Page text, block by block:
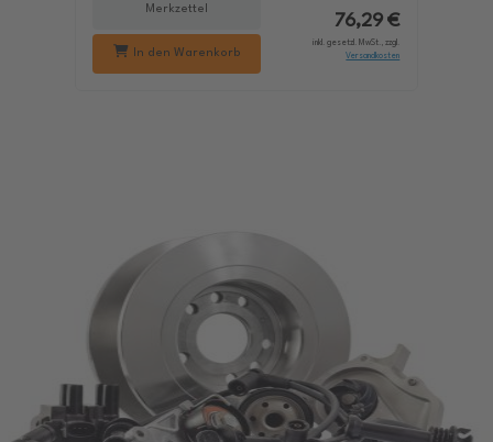
Merkzettel
In den Warenkorb
76,29 €
inkl. gesetzl. MwSt., zzgl.
Versandkosten